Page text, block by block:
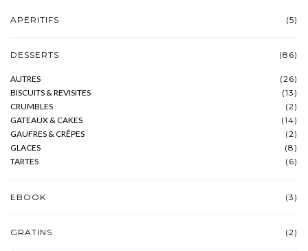
APÉRITIFS (5)
DESSERTS (86)
AUTRES
(26)
BISCUITS & REVISITES
(13)
CRUMBLES
(2)
GATEAUX & CAKES
(14)
GAUFRES & CRÊPES
(2)
GLACES
(8)
TARTES
(6)
EBOOK (3)
GRATINS (2)